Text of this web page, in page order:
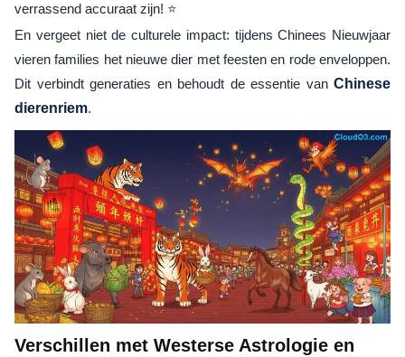
verrassend accuraat zijn! ⭐
En vergeet niet de culturele impact: tijdens Chinees Nieuwjaar
vieren families het nieuwe dier met feesten en rode enveloppen.
Dit verbindt generaties en behoudt de essentie van Chinese
dierenriem.
Verschillen met Westerse Astrologie en